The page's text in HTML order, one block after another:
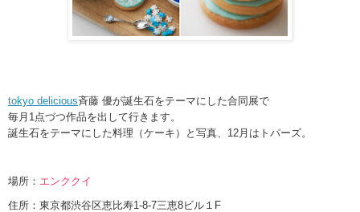
tokyo delicious斉藤 優が誕生石をテーマにした合同展で
毎月1点づつ作品を出して行きます。
誕生石をテーマにした料理（ケーキ）と写真、12月は トパーズ。
場所： エンククイ
住所：東京都渋谷区恵比寿1-8-7三恵8ビル１F